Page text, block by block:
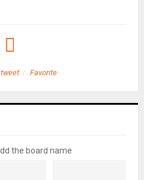
Favorite
the board name